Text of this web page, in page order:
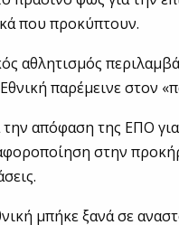
που προκύπτουν.
αθλητισμός
παρέμεινε στον
την απόφαση της ΕΠΟ
στην
μπήκε ξανά σε